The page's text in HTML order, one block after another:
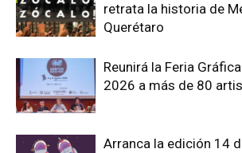
retrata la historia de
Querétaro
Reunirá la Feria
2026 a más de 80
Arranca la edición 14